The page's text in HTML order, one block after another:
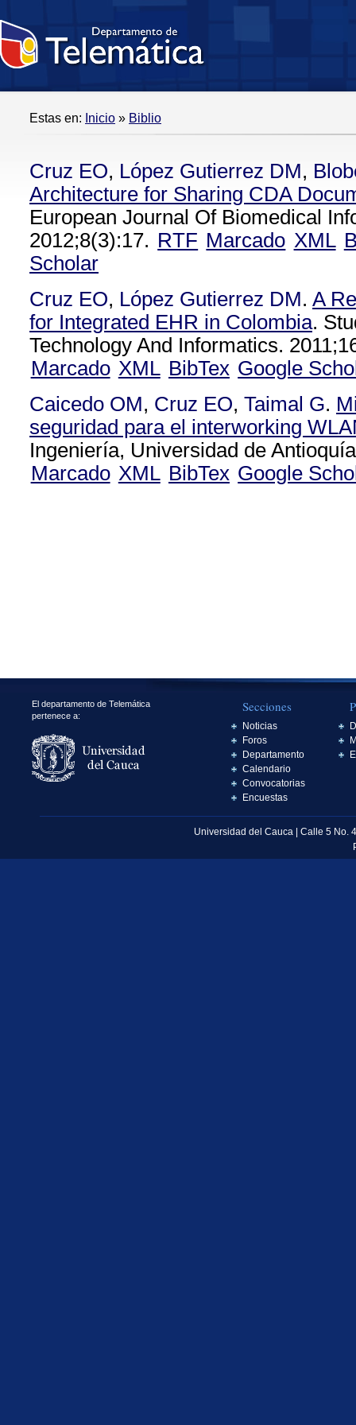
Estas en: Inicio » Biblio
Cruz EO, López Gutierrez DM,
Architecture for Sharing CDA
European Journal Of Biomedical
2012;8(3):17. RTF Marcado XML
Scholar
Cruz EO, López Gutierrez DM. A
for Integrated EHR in Colombia.
Technology And Informatics.
Marcado XML BibTex Google
Caicedo OM, Cruz EO, Taimal G.
seguridad para el interworking
Ingeniería, Universidad de
Marcado XML BibTex Google
El departamento de Telemática
pertenece a:
Secciones
Noticias
Foros
Departamento
Calendario
Convocatorias
Encuestas
Universidad del Cauca | Calle 5 No.